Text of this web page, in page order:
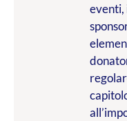
eventi,